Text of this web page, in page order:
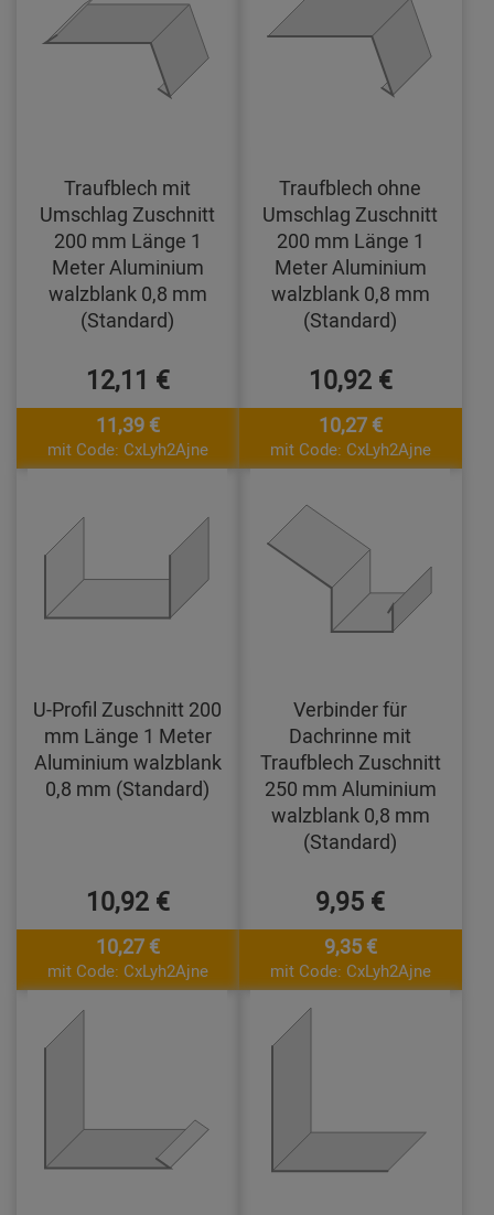
Traufblech mit
Umschlag Zuschnitt
200 mm Länge 1
Meter Aluminium
walzblank 0,8 mm
(Standard)
12,11 €
11,39 €
mit Code: CxLyh2Ajne
Traufblech ohne
Umschlag Zuschnitt
200 mm Länge 1
Meter Aluminium
walzblank 0,8 mm
(Standard)
10,92 €
10,27 €
mit Code: CxLyh2Ajne
U-Profil Zuschnitt 200
mm Länge 1 Meter
Aluminium walzblank
0,8 mm (Standard)
10,92 €
10,27 €
mit Code: CxLyh2Ajne
Verbinder für
Dachrinne mit
Traufblech Zuschnitt
250 mm Aluminium
walzblank 0,8 mm
(Standard)
9,95 €
9,35 €
mit Code: CxLyh2Ajne